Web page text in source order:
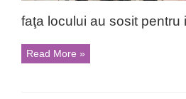
faţa locului au sosit pentru
Read More »